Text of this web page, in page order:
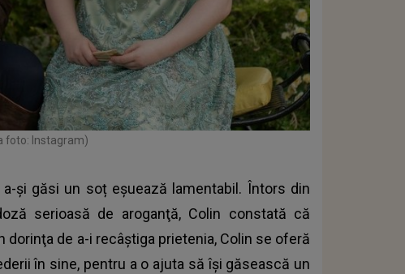
foto: Instagram)
și găsi un soț eşuează lamentabil. Întors din
serioasă de aroganţă, Colin constată că
dorinţa de a-i recâştiga prietenia, Colin se oferă
în sine, pentru a o ajuta să îşi găsească un